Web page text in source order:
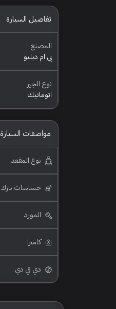
تفاصيل السيارة
المصنع
بي ام دبليو
نوع الجير
اتوماتيك
مواصفات السيارة
نوع المقعد
حساسات بارك
المورد
كاميرا
دي في دي